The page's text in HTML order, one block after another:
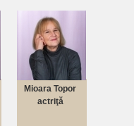
Mioara Topor
actriţă